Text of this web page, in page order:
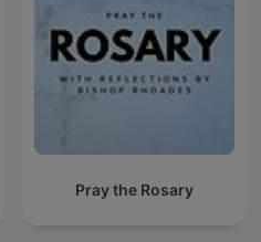
Pray the Rosary